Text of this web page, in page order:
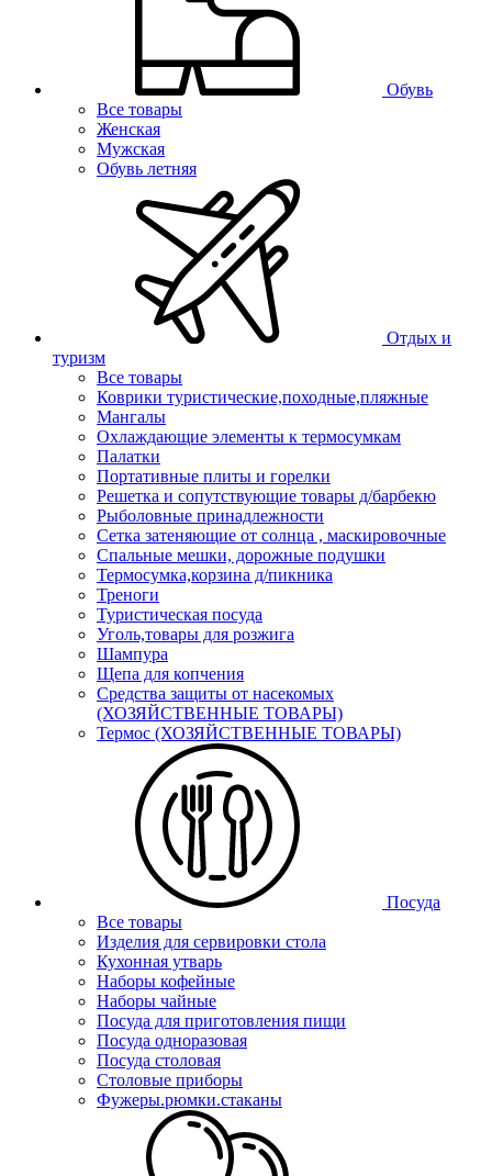
Обувь
Все товары
Женская
Мужская
Обувь летняя
Отдых и
туризм
Все товары
Коврики туристические,походные,пляжные
Мангалы
Охлаждающие элементы к термосумкам
Палатки
Портативные плиты и горелки
Решетка и сопутствующие товары д/барбекю
Рыболовные принадлежности
Сетка затеняющие от солнца , маскировочные
Спальные мешки, дорожные подушки
Термосумка,корзина д/пикника
Треноги
Туристическая посуда
Уголь,товары для розжига
Шампура
Щепа для копчения
Средства защиты от насекомых
(ХОЗЯЙСТВЕННЫЕ ТОВАРЫ)
Термос (ХОЗЯЙСТВЕННЫЕ ТОВАРЫ)
Посуда
Все товары
Изделия для сервировки стола
Кухонная утварь
Наборы кофейные
Наборы чайные
Посуда для приготовления пищи
Посуда одноразовая
Посуда столовая
Столовые приборы
Фужеры.рюмки.стаканы